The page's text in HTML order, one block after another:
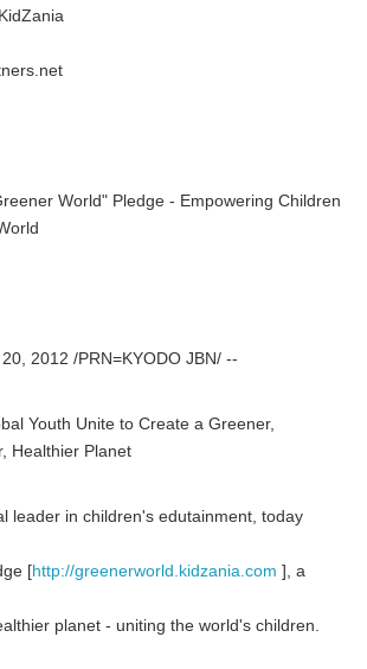
World" Pledge - Empowering Children
20, 2012 /PRN=KYODO JBN/ --
Youth Unite to Create a Greener,
Planet
leader in children's edutainment, today
[http://greenerworld.kidzania.com ], a
planet - uniting the world's children.